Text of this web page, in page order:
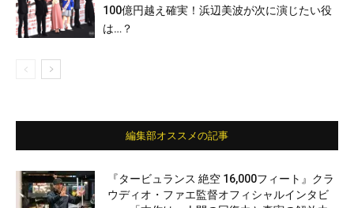
100億円越え確実！浜辺美波が次に演じたい役
は…？
編集部オススメの記事
『タービュランス 絶空 16,000フィート』クラ
ウディオ・ファエ監督オフィシャルインタビ